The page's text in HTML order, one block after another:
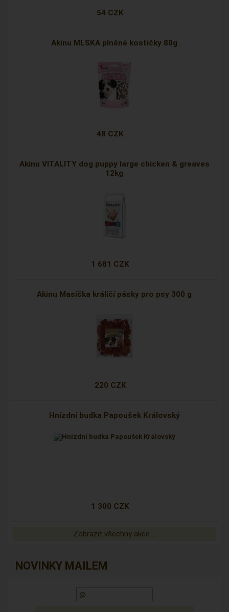
54 CZK
Akinu MLSKA plněné kostičky 80g
48 CZK
Akinu VITALITY dog puppy large chicken & greaves
12kg
1 681 CZK
Akinu Masíčka králičí pásky pro psy 300 g
220 CZK
Hnízdní budka Papoušek Královský
1 300 CZK
Zobrazit všechny akce ...
NOVINKY MAILEM